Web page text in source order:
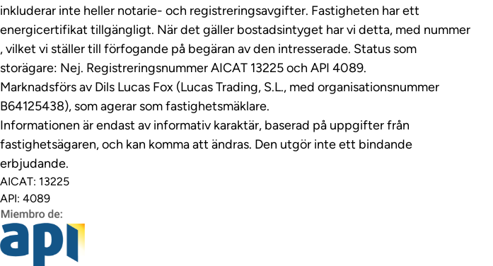
inkluderar inte heller notarie- och registreringsavgifter. Fastigheten har ett
energicertifikat tillgängligt. När det gäller bostadsintyget har vi detta, med nummer
, vilket vi ställer till förfogande på begäran av den intresserade. Status som
storägare: Nej. Registreringsnummer AICAT 13225 och API 4089.
Marknadsförs av Dils Lucas Fox (Lucas Trading, S.L., med organisationsnummer
B64125438), som agerar som fastighetsmäklare.
Informationen är endast av informativ karaktär, baserad på uppgifter från
fastighetsägaren, och kan komma att ändras. Den utgör inte ett bindande
erbjudande.
AICAT: 13225
API: 4089